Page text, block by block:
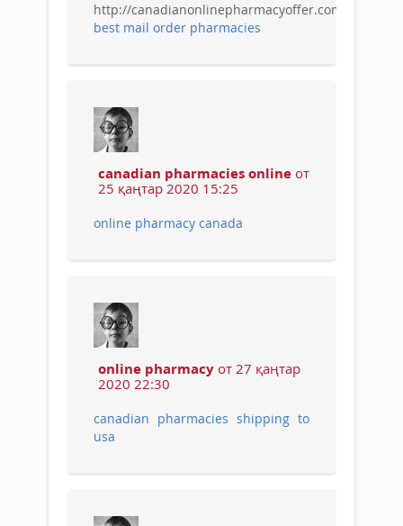
http://canadianonlinepharmacyoffer.com/
best mail order pharmacies
canadian pharmacies online от
25 қаңтар 2020 15:25
online pharmacy canada
online pharmacy от 27 қаңтар
2020 22:30
canadian pharmacies shipping to
usa